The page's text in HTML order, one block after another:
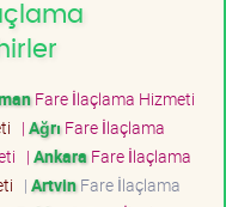
Fare İlaçlama Hizmeti
| Ağrı Fare İlaçlama
| Ankara Fare İlaçlama
| ArtvinFare İlaçlama